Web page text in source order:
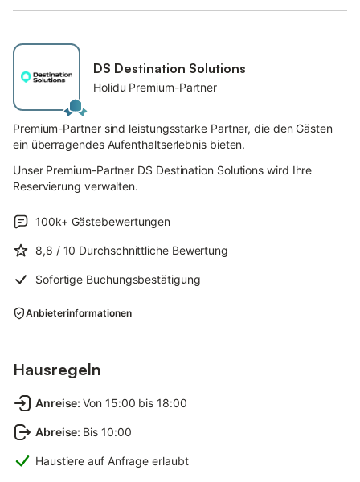
DS Destination Solutions
Holidu Premium-Partner
Premium-Partner sind leistungsstarke Partner, die den Gästen
ein überragendes Aufenthaltserlebnis bieten.
Unser Premium-Partner DS Destination Solutions wird Ihre
Reservierung verwalten.
100k+ Gästebewertungen
8,8 / 10 Durchschnittliche Bewertung
Sofortige Buchungsbestätigung
Anbieterinformationen
Hausregeln
Anreise: Von 15:00 bis 18:00
Abreise: Bis 10:00
Haustiere auf Anfrage erlaubt